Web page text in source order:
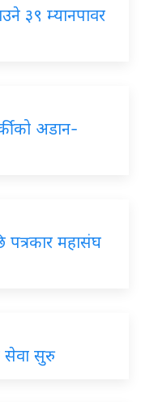
३९ म्यानपावर
अडान-
पत्रकार महासंघ
सेवा सुरु